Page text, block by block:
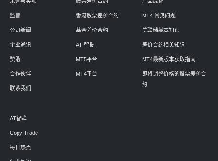
监管
公司新闻
企业通讯
赞助
合作伙伴
联系我们
香港股票差价合约
基金差价合约
AT 智投
MT5平台
MT4平台
MT4 常见问题
美联储基本知识
差价合约相关知识
MT4最新版本获取指南
即将调整价格的股票差价合
约
AT智眸
Copy Trade
每日热点